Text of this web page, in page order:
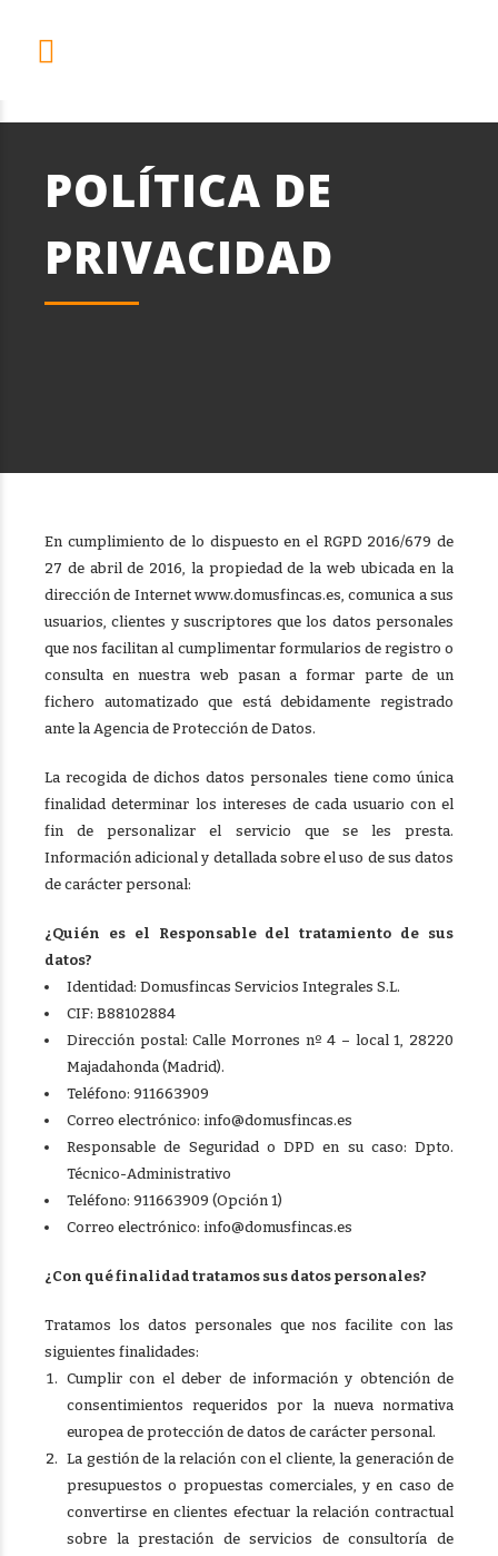
POLÍTICA DE
PRIVACIDAD
En cumplimiento de lo dispuesto en el RGPD 2016/679 de
27 de abril de 2016, la propiedad de la web ubicada en la
dirección de Internet www.domusfincas.es, comunica a sus
usuarios, clientes y suscriptores que los datos personales
que nos facilitan al cumplimentar formularios de registro o
consulta en nuestra web pasan a formar parte de un
fichero automatizado que está debidamente registrado
ante la Agencia de Protección de Datos.
La recogida de dichos datos personales tiene como única
finalidad determinar los intereses de cada usuario con el
fin de personalizar el servicio que se les presta.
Información adicional y detallada sobre el uso de sus datos
de carácter personal:
¿Quién es el Responsable del tratamiento de sus
datos?
Identidad: Domusfincas Servicios Integrales S.L.
CIF: B88102884
Dirección postal: Calle Morrones nº 4 – local 1, 28220
Majadahonda (Madrid).
Teléfono: 911663909
Correo electrónico: info@domusfincas.es
Responsable de Seguridad o DPD en su caso: Dpto.
Técnico-Administrativo
Teléfono: 911663909 (Opción 1)
Correo electrónico: info@domusfincas.es
¿Con qué finalidad tratamos sus datos personales?
Tratamos los datos personales que nos facilite con las
siguientes finalidades:
Cumplir con el deber de información y obtención de
consentimientos requeridos por la nueva normativa
europea de protección de datos de carácter personal.
La gestión de la relación con el cliente, la generación de
presupuestos o propuestas comerciales, y en caso de
convertirse en clientes efectuar la relación contractual
sobre la prestación de servicios de consultoría de